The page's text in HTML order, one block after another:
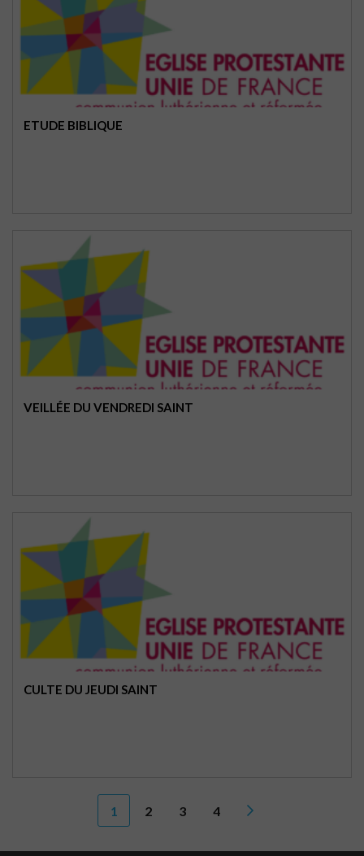
ETUDE BIBLIQUE
VEILLÉE DU VENDREDI SAINT
CULTE DU JEUDI SAINT
1 2 3 4